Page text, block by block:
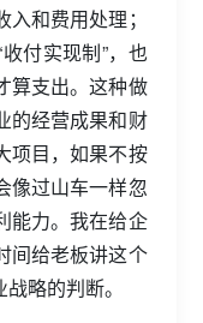
和费用处理；
付实现制”，也
算支出。这种做
的经营成果和财
项目，如果不按
像过山车一样忽
能力。我在给企
间给老板讲这个
略的判断。